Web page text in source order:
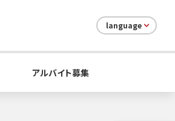
language
アルバイト募集